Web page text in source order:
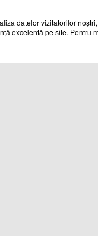
Cod produs
datelor vizitatorilor
excelentă pe site.